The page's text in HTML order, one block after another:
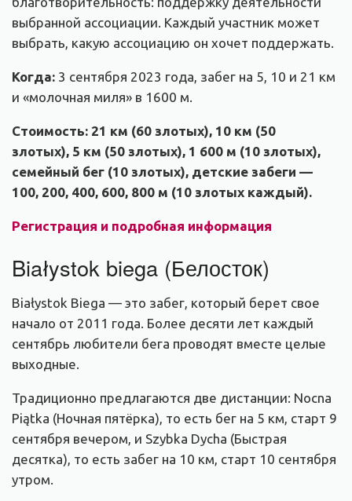
выбранной ассоциации. Каждый участник может
выбрать, какую ассоциацию он хочет поддержать.
Когда: 3 сентября 2023 года, забег на 5, 10 и 21 км
и «молочная миля» в 1600 м
Стоимость: 21 км (60 злотых), 10 км (50
злотых), 5 км (50 злотых), 1 600 м (10 злотых),
семейный бег (10 злотых), детские забеги —
100, 200, 400, 600, 800 м (10 злотых каждый).
Регистрация и подробная информация
Białystok biega (Белосток)
Białystok Biega — это забег, который берет свое
начало от 2011 года. Более десяти лет каждый
сентябрь любители бега проводят вместе целые
выходные.
Традиционно предлагаются две дистанции: Nocna
Piątka (Ночная пятёрка), то есть бег на 5 км, старт 9
сентября вечером, и Szybka Dycha (Быстрая
десятка), то есть забег на 10 км, старт 10 сентября
утром.